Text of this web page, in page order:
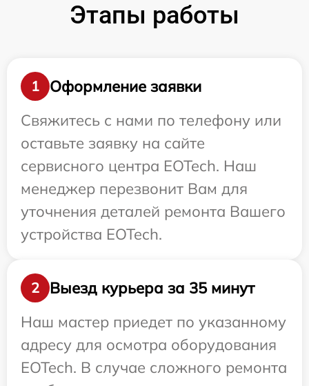
Этапы работы
1
Оформление заявки
Свяжитесь с нами по телефону или
оставьте заявку на сайте
сервисного центра EOTech. Наш
менеджер перезвонит Вам для
уточнения деталей ремонта Вашего
устройства EOTech.
2
Выезд курьера за 35 минут
Наш мастер приедет по указанному
адресу для осмотра оборудования
EOTech. В случае сложного ремонта